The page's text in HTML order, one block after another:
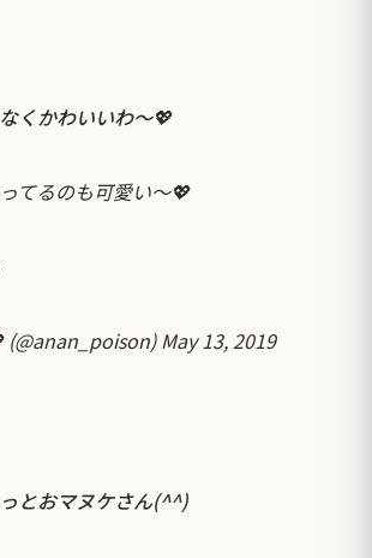
くかわいいわ〜💖
てるのも可愛い〜💖
(@anan_poison)May 13, 2019
とおマヌケさん(^^)